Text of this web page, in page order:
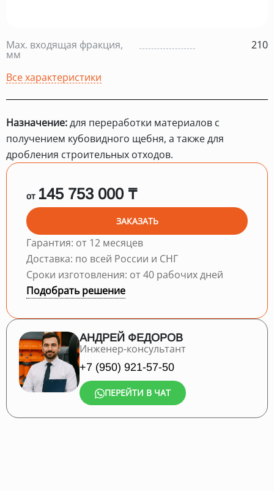
Max. входящая фракция,
мм
210
Все характеристики
Назначение:для переработки материалов с
получением кубовидного щебня, а также для
дробления строительных отходов.
от 145 753 000 ₸
ЗАКАЗАТЬ
Гарантия: от 12 месяцев
Доставка: по всей России и СНГ
Сроки изготовления: от 40 рабочих дней
Подобрать решение
АНДРЕЙ ФЕДОРОВ
Инженер-консультант
+7 (950) 921-57-50
ПЕРЕЙТИ В ЧАТ